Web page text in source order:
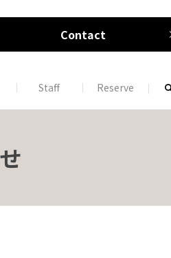
Staff Reserve
Contact